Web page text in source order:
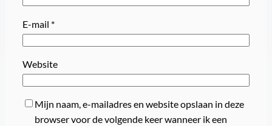
E-mail *
Website
Mijn naam, e-mailadres en website opslaan in deze
browser voor de volgende keer wanneer ik een